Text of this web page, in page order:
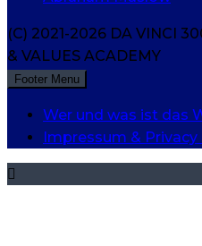
(C) 2021-2026 DA VINCI
& VALUES ACADEMY
Footer Menu
Wer und was ist das
Impressum & Privacy